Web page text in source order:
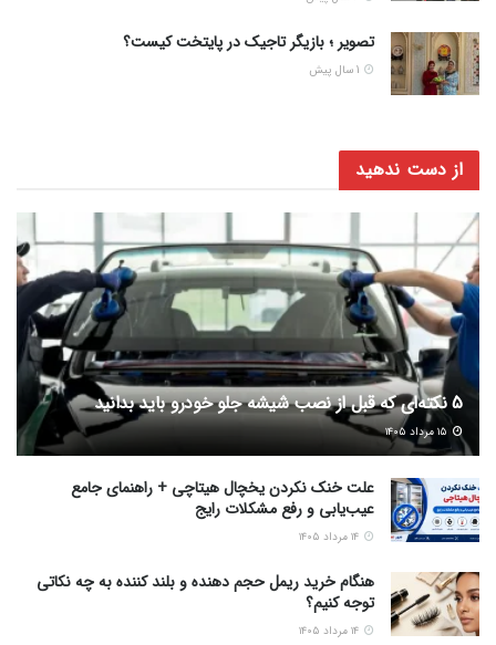
تصویر ؛ بازیگر تاجیک در پایتخت کیست؟
از دست ندهید
5 نکته‌ای که قبل از نصب شیشه جلو خودرو باید بدانید
علت خنک نکردن یخچال هیتاچی + راهنمای جامع
عیب‌یابی و رفع مشکلات رایج
هنگام خرید ریمل حجم دهنده و بلند کننده به چه نکاتی
توجه کنیم؟